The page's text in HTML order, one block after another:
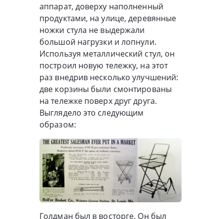
аппарат, доверху наполненный
продуктами, на улице, деревянные
ножки стула не выдержали
большой нагрузки и лопнули.
Используя металлический стул, он
построил новую тележку, на этот
раз внедрив несколько улучшений:
две корзины были смонтированы
на тележке поверх друг друга.
Выглядело это следующим
образом:
Голдман был в восторге. Он был